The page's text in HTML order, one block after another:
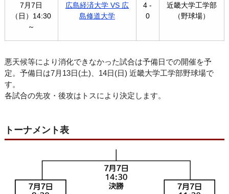
7月7日
（日）14:30
～
広島経済大学 VS 広
島修道大学
4 -
0
近畿大学工学部
（野球場）
悪天候等により消化できなかった試合は予備日での開催を予
定。予備日は7月13日(土)、14日(日) 近畿大学工学部野球場で
す。
各試合の先攻・後攻はトスにより決定します。
トーナメント表